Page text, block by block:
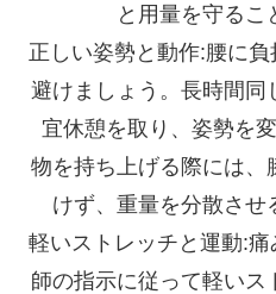
と用量を守るこ
正しい姿勢と動作:腰に
避けましょう。長時間同
宜休憩を取り、姿勢を
物を持ち上げる際には、
けず、重量を分散させ
軽いストレッチと運動:
師の指示に従って軽いス